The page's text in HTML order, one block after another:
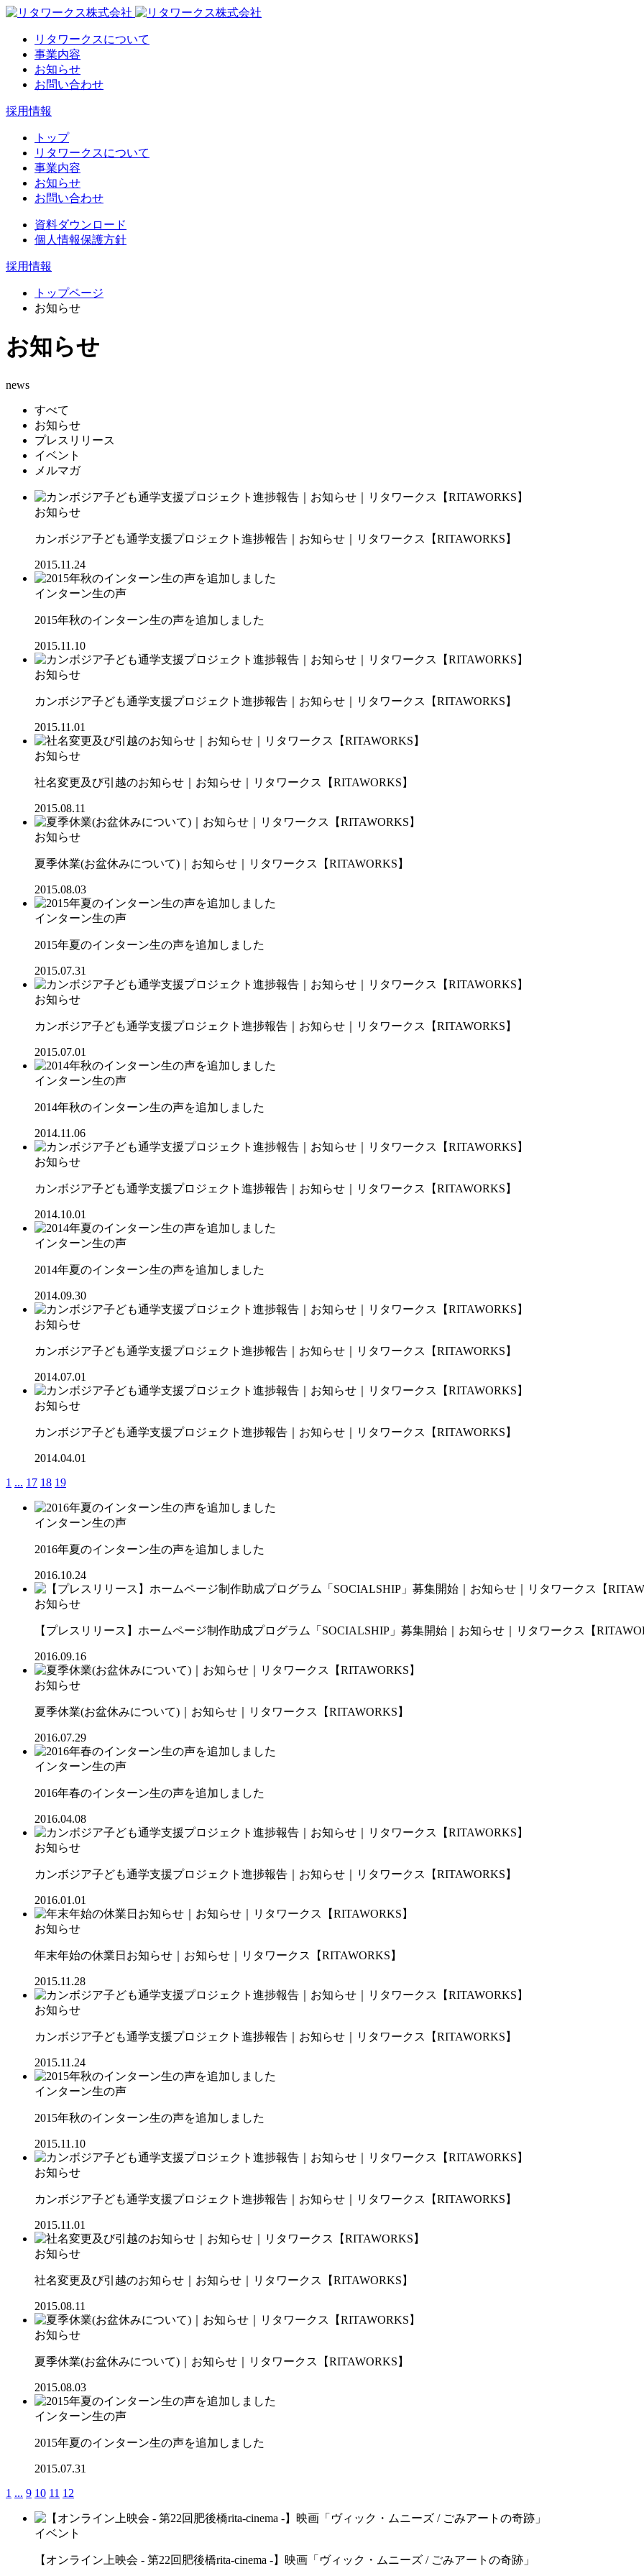
リタワークスについて
事業内容
お知らせ
お問い合わせ
採用情報
トップ
リタワークスについて
事業内容
お知らせ
お問い合わせ
資料ダウンロード
個人情報保護方針
採用情報
トップページ
お知らせ
お知らせ
news
すべて
お知らせ
プレスリリース
イベント
メルマガ
お知らせ
カンボジア子ども通学支援プロジェクト進捗報告｜お知らせ｜リタワークス【RITAWORKS】
2015.11.24
インターン生の声
2015年秋のインターン生の声を追加しました
2015.11.10
お知らせ
カンボジア子ども通学支援プロジェクト進捗報告｜お知らせ｜リタワークス【RITAWORKS】
2015.11.01
お知らせ
社名変更及び引越のお知らせ｜お知らせ｜リタワークス【RITAWORKS】
2015.08.11
お知らせ
夏季休業(お盆休みについて)｜お知らせ｜リタワークス【RITAWORKS】
2015.08.03
インターン生の声
2015年夏のインターン生の声を追加しました
2015.07.31
お知らせ
カンボジア子ども通学支援プロジェクト進捗報告｜お知らせ｜リタワークス【RITAWORKS】
2015.07.01
インターン生の声
2014年秋のインターン生の声を追加しました
2014.11.06
お知らせ
カンボジア子ども通学支援プロジェクト進捗報告｜お知らせ｜リタワークス【RITAWORKS】
2014.10.01
インターン生の声
2014年夏のインターン生の声を追加しました
2014.09.30
お知らせ
カンボジア子ども通学支援プロジェクト進捗報告｜お知らせ｜リタワークス【RITAWORKS】
2014.07.01
お知らせ
カンボジア子ども通学支援プロジェクト進捗報告｜お知らせ｜リタワークス【RITAWORKS】
2014.04.01
1 ... 17 18 19
インターン生の声
2016年夏のインターン生の声を追加しました
2016.10.24
お知らせ
【プレスリリース】ホームページ制作助成プログラム「SOCIALSHIP」募集開始｜お知らせ｜リタワークス【
2016.09.16
お知らせ
夏季休業(お盆休みについて)｜お知らせ｜リタワークス【RITAWORKS】
2016.07.29
インターン生の声
2016年春のインターン生の声を追加しました
2016.04.08
お知らせ
カンボジア子ども通学支援プロジェクト進捗報告｜お知らせ｜リタワークス【RITAWORKS】
2016.01.01
お知らせ
年末年始の休業日お知らせ｜お知らせ｜リタワークス【RITAWORKS】
2015.11.28
お知らせ
カンボジア子ども通学支援プロジェクト進捗報告｜お知らせ｜リタワークス【RITAWORKS】
2015.11.24
インターン生の声
2015年秋のインターン生の声を追加しました
2015.11.10
お知らせ
カンボジア子ども通学支援プロジェクト進捗報告｜お知らせ｜リタワークス【RITAWORKS】
2015.11.01
お知らせ
社名変更及び引越のお知らせ｜お知らせ｜リタワークス【RITAWORKS】
2015.08.11
お知らせ
夏季休業(お盆休みについて)｜お知らせ｜リタワークス【RITAWORKS】
2015.08.03
インターン生の声
2015年夏のインターン生の声を追加しました
2015.07.31
1 ... 9 10 11 12
イベント
【オンライン上映会 - 第22回肥後橋rita-cinema -】映画「ヴィック・ムニーズ / ごみアートの奇跡」